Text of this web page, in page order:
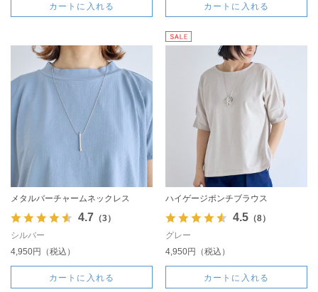
カートに入れる カートに入れる
メタルバーチャームネックレス
4.7 （3）
シルバー
4,950円（税込）
カートに入れる
ハイゲージポンチブラウス
4.5（8）
グレー
4,950円（税込）
カートに入れる